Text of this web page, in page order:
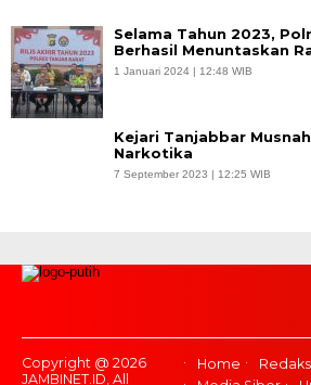
Selama Tahun 2023,
Berhasil Menuntaskan
1 Januari 2024 | 12:48 WIB
Kejari Tanjabbar
Narkotika
7 September 2023 | 12:25 WIB
Copyright @ 2026
JAMBINET.ID, All
Home